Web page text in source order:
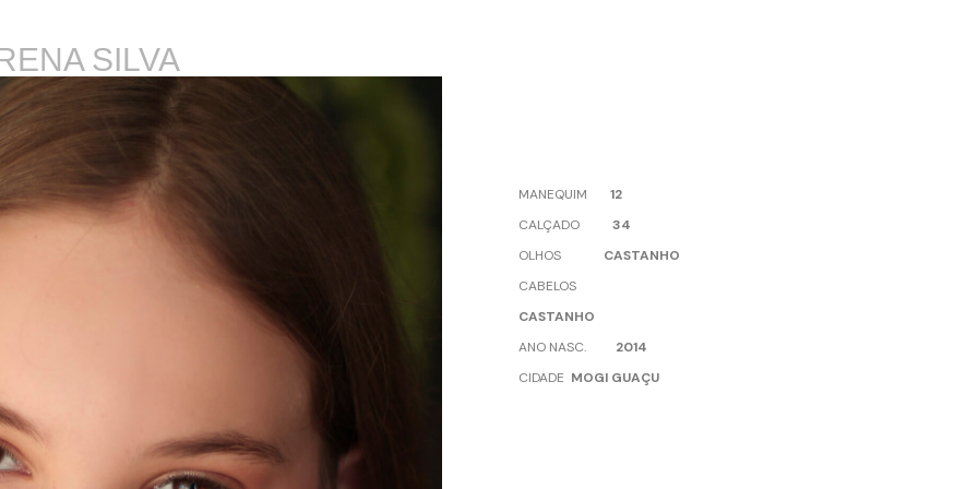
SILVA
MANEQUIM
12
CALÇADO 34
OLHOS
CASTANHO
CABELOS
CASTANHO
ANO NASC. 2014
CIDADE MOGI GUAÇU